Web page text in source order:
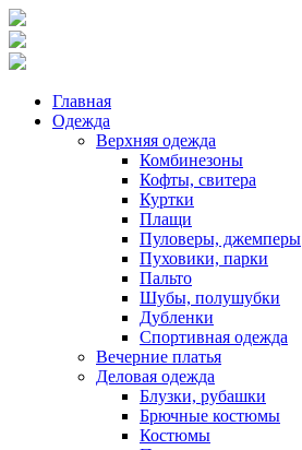
Главная
Одежда
Верхняя одежда
Комбинезоны
Кофты, свитера
Куртки
Плащи
Пуловеры, джемперы
Пуховики, парки
Пальто
Шубы, полушубки
Дубленки
Спортивная одежда
Вечерние платья
Деловая одежда
Блузки, рубашки
Брючные костюмы
Костюмы